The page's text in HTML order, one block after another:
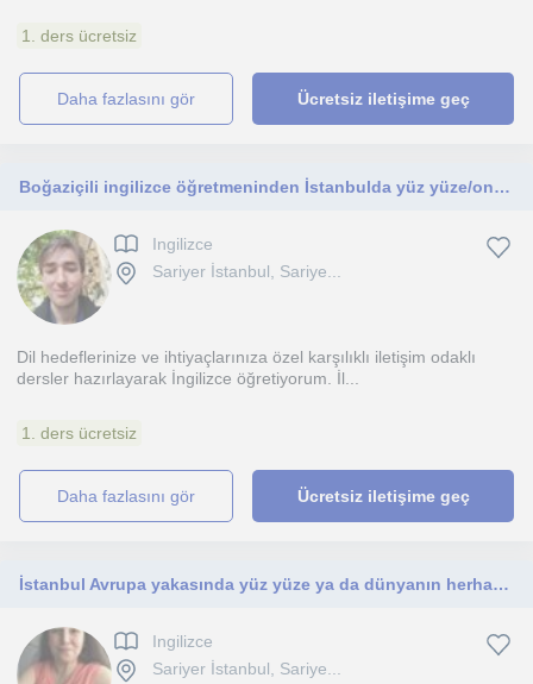
1. ders ücretsiz
daha fazlasını gör Ücretsiz iletişime geç
Boğaziçili ingilizce öğretmeninden İstanbulda yüz yüze/online İngilizce dersleri. Çocuklara ve her yaştan yetişkine özel ders.
Ingilizce
Sariyer İstanbul, Sariye...
Dil hedeflerinize ve ihtiyaçlarınıza özel karşılıklı iletişim odaklı
dersler hazırlayarak İngilizce öğretiyorum. İl...
1. ders ücretsiz
daha fazlasını gör Ücretsiz iletişime geç
İstanbul Avrupa yakasında yüz yüze ya da dünyanın herhangi bir yerinden çevrimiçi uzman bir eğitmenden kişiye özel dil dersleri
Ingilizce
Sariyer İstanbul, Sariye...